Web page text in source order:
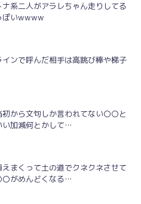
ナ系二人がアラレちゃん走りしてる
ぽいwwww
インで呼んだ相手は高跳び棒や梯子
初から文句しか言われてない〇〇と
い加減何とかして…
えまくって土の道でクネクネさせて
〇がめんどくなる…